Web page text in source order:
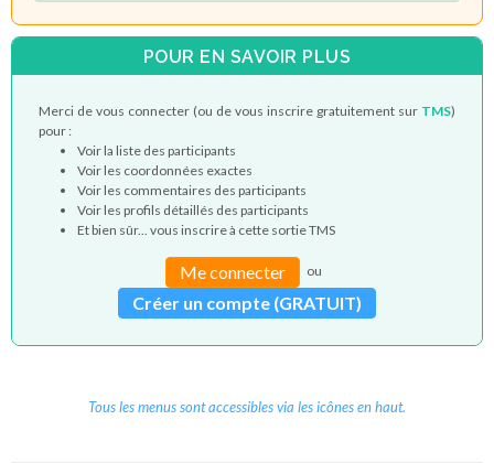
POUR EN SAVOIR PLUS
Merci de vous connecter (ou de vous inscrire gratuitement sur TMS)
pour :
Voir la liste des participants
Voir les coordonnées exactes
Voir les commentaires des participants
Voir les profils détaillés des participants
Et bien sûr... vous inscrire à cette sortie TMS
Me connecter ou
Créer un compte (GRATUIT)
Tous les menus sont accessibles via les icônes en haut.